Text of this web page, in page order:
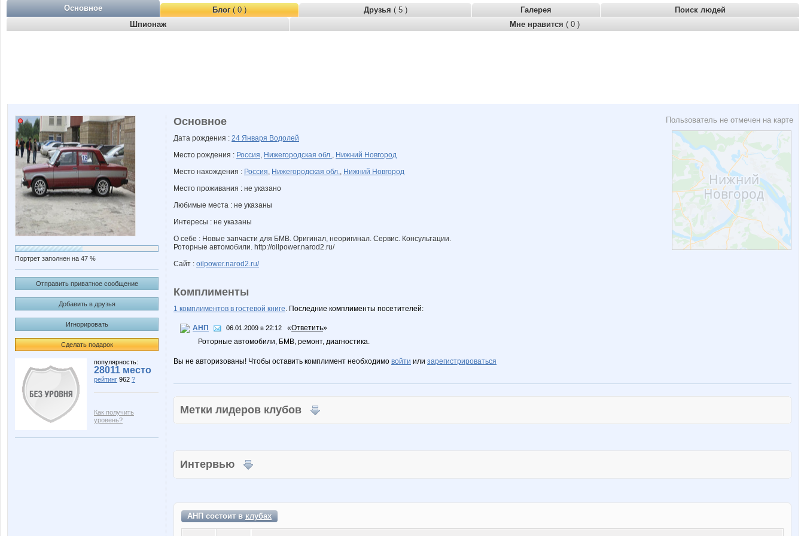
Основное Блог( 0 ) Друзья ( 5 ) Галерея
Поиск людей
Шпионаж
Мне нравится ( 0 )
Портрет заполнен на 47 %
Отправить приватное сообщение
Добавить в друзья
Игнорировать
Сделать подарок
популярность:
28011 место
рейтинг 962 ?
Как получить
уровень?
Пользователь не отмечен на карте
Основное
Дата рождения : 24 Января Водолей
Место рождения : Россия, Нижегородская обл., Нижний Новгород
Место нахождения : Россия, Нижегородская обл., Нижний Новгород
Место проживания : не указано
Любимые места : не указаны
Интересы : не указаны
О себе : Новые запчасти для БМВ. Оригинал, неоригинал. Сервис. Консультации.
Роторные автомобили. http://oilpower.narod2.ru/
Сайт : oilpower.narod2.ru/
Комплименты
1 комплиментов в гостевой книге. Последние комплименты посетителей:
АНП 06.01.2009 в 22:12 «Ответить»
Роторные автомобили, БМВ, ремонт, диагностика.
Вы не авторизованы! Чтобы оставить комплимент необходимо войти или зарегистрироваться
Метки лидеров клубов
Интервью
АНП состоит вклубах